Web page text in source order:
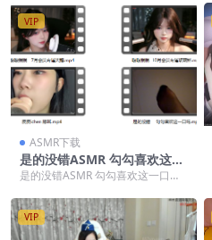
一上来就大呼小叫的...
VIP
ASMR下载
是的没错ASMR 勾勾喜欢这一
口吗+啵啵眠眠 4V/342M【百
是的没错ASMR 勾勾喜欢这一口吗
载】 b站...
VIP